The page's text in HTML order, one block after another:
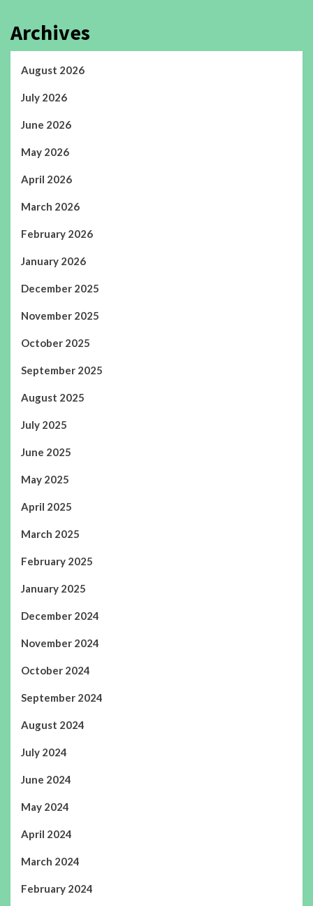
Archives
August 2026
July 2026
June 2026
May 2026
April 2026
March 2026
February 2026
January 2026
December 2025
November 2025
October 2025
September 2025
August 2025
July 2025
June 2025
May 2025
April 2025
March 2025
February 2025
January 2025
December 2024
November 2024
October 2024
September 2024
August 2024
July 2024
June 2024
May 2024
April 2024
March 2024
February 2024